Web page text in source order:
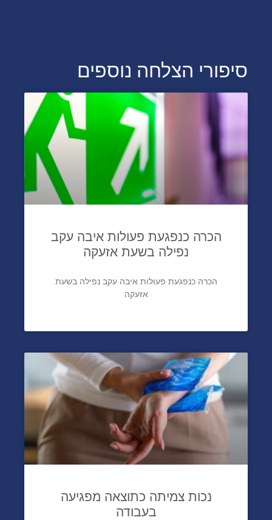
סיפורי הצלחה נוספים
הכרה כנפגעת פעולות איבה עקב
נפילה בשעת אזעקה
הכרה כנפגעת פעולות איבה עקב נפילה בשעת
אזעקה
נכות צמיתה כתוצאה מפגיעה
בעבודה